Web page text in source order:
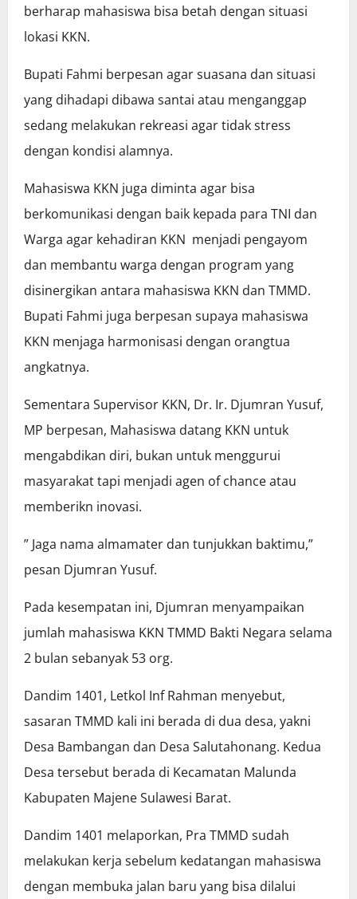
berharap mahasiswa bisa betah dengan situasi
lokasi KKN.
Bupati Fahmi berpesan agar suasana dan situasi
yang dihadapi dibawa santai atau menganggap
sedang melakukan rekreasi agar tidak stress
dengan kondisi alamnya.
Mahasiswa KKN juga diminta agar bisa
berkomunikasi dengan baik kepada para TNI dan
Warga agar kehadiran KKN menjadi pengayom
dan membantu warga dengan program yang
disinergikan antara mahasiswa KKN dan TMMD.
Bupati Fahmi juga berpesan supaya mahasiswa
KKN menjaga harmonisasi dengan orangtua
angkatnya.
Sementara Supervisor KKN, Dr. Ir. Djumran Yusuf,
MP berpesan, Mahasiswa datang KKN untuk
mengabdikan diri, bukan untuk menggurui
masyarakat tapi menjadi agen of chance atau
memberikn inovasi.
” Jaga nama almamater dan tunjukkan baktimu,”
pesan Djumran Yusuf.
Pada kesempatan ini, Djumran menyampaikan
jumlah mahasiswa KKN TMMD Bakti Negara selama
2 bulan sebanyak 53 org.
Dandim 1401, Letkol Inf Rahman menyebut,
sasaran TMMD kali ini berada di dua desa, yakni
Desa Bambangan dan Desa Salutahonang. Kedua
Desa tersebut berada di Kecamatan Malunda
Kabupaten Majene Sulawesi Barat.
Dandim 1401 melaporkan, Pra TMMD sudah
melakukan kerja sebelum kedatangan mahasiswa
dengan membuka jalan baru yang bisa dilalui